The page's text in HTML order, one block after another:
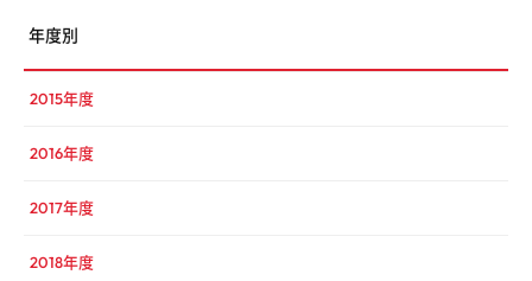
年度別
2015年度
2016年度
2017年度
2018年度